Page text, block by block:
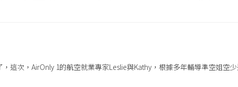
這次，AirOnly 1的航空就業專家Leslie與Kathy，根據多年輔導準空姐空